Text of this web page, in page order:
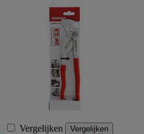
Vergelijken Vergelijken